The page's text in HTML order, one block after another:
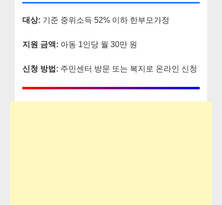
대상: 기준 중위소득 52% 이하 한부모가정
지원 금액: 아동 1인당 월 30만 원
신청 방법: 주민센터 방문 또는 복지로 온라인 신청